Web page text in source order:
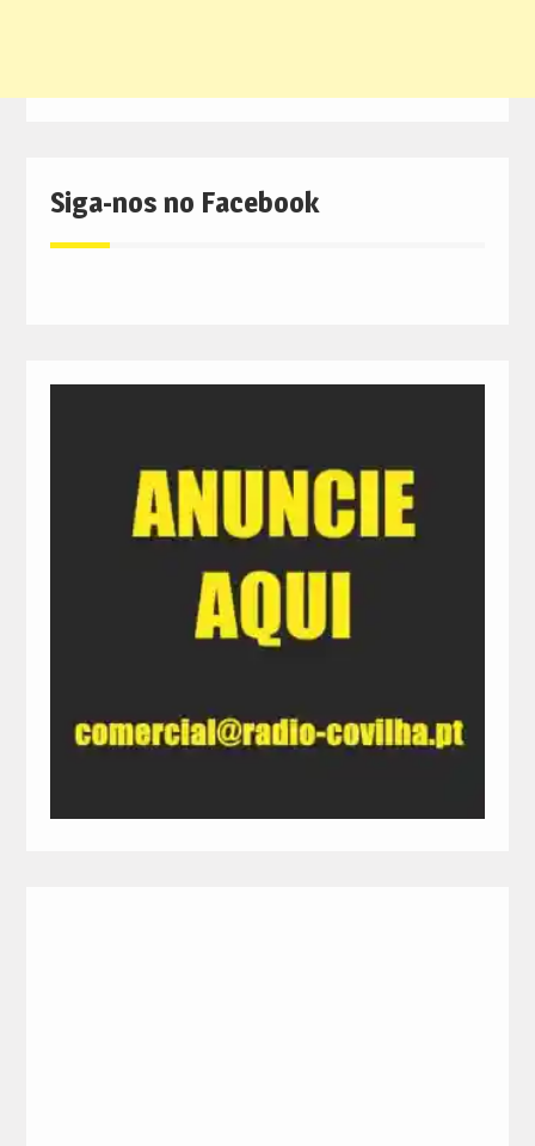
Siga-nos no Facebook